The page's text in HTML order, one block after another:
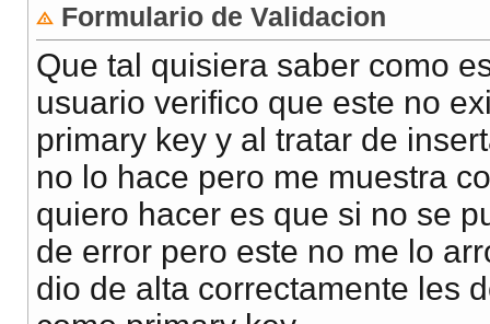
Formulario de Validacion
Que tal quisiera saber como
usuario verifico que este no
primary key y al tratar de
no lo hace pero me muestra
quiero hacer es que si no se
de error pero este no me lo
dio de alta correctamente les